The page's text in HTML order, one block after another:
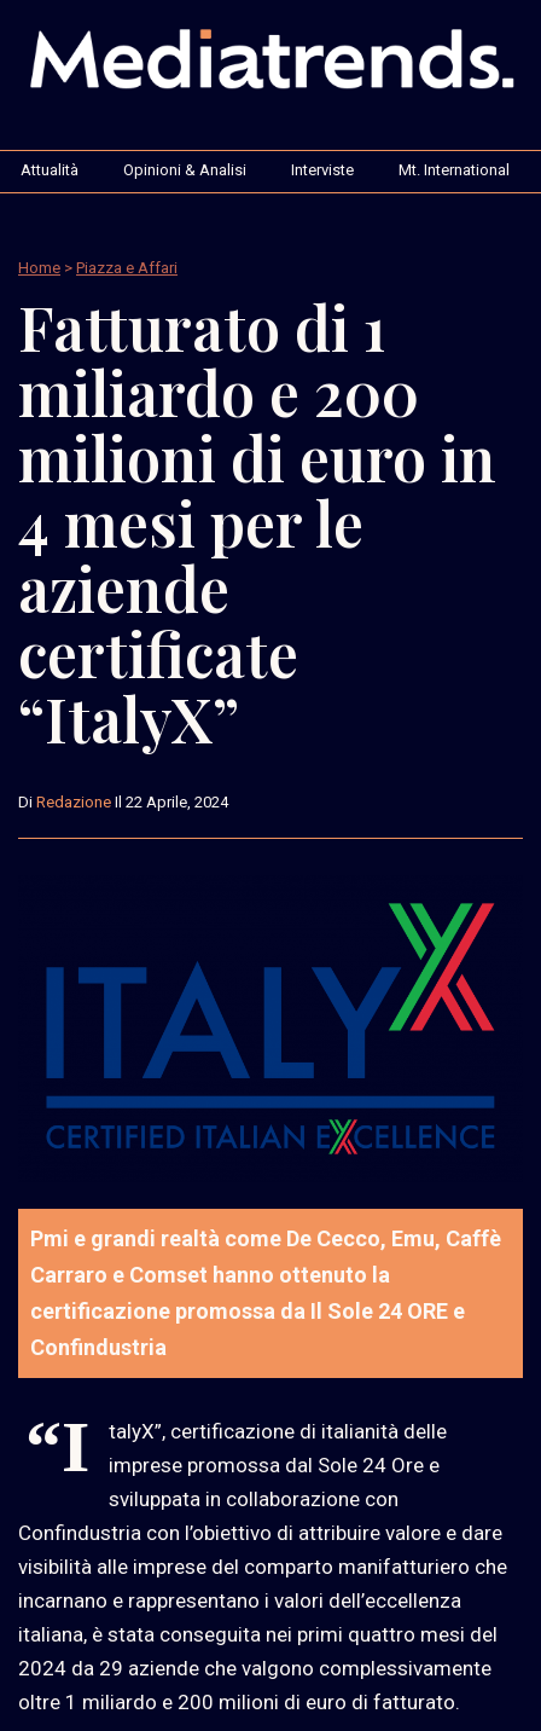
Attualità Opinioni & Analisi Interviste Mt. International
Home > Piazza e Affari
Fatturato di 1
miliardo e 200
milioni di euro in
4 mesi per le
aziende
certificate
“ItalyX”
Di Redazione Il 22 Aprile, 2024
Pmi e grandi realtà come De Cecco, Emu, Caffè
Carraro e Comset hanno ottenuto la
certificazione promossa da Il Sole 24 ORE e
Confindustria
“I
talyX”, certificazione di italianità delle
imprese promossa dal Sole 24 Ore e
sviluppata in collaborazione con
Confindustria con l’obiettivo di attribuire valore e dare
visibilità alle imprese del comparto manifatturiero che
incarnano e rappresentano i valori dell’eccellenza
italiana, è stata conseguita nei primi quattro mesi del
2024 da 29 aziende che valgono complessivamente
oltre 1 miliardo e 200 milioni di euro di fatturato.